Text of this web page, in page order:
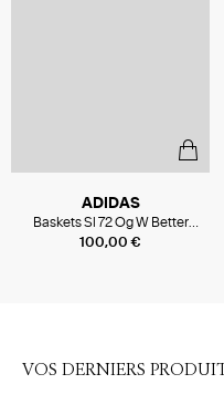
100,00 €
ADIDAS
Baskets Sl 72 Og W Better
Scarlet/Bliss Pink/Off White
VOS DERNIERS